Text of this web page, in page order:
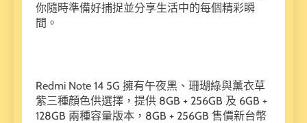
你隨時準備好捕捉並分享生活中的每個精彩瞬
間。
Redmi Note 14 5G 擁有午夜黑、珊瑚綠與薰衣草
紫三種顏色供選擇，提供 8GB + 256GB 及 6GB +
128GB 兩種容量版本，8GB + 256GB 售價新台幣